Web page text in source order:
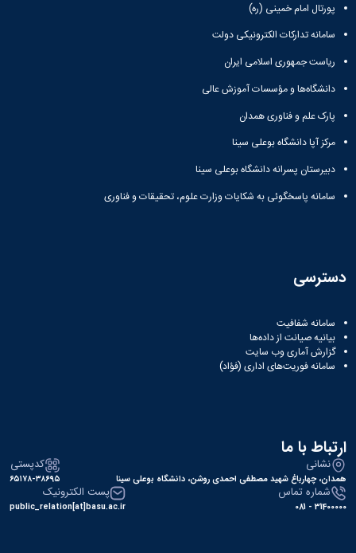
پورتال امام خمینی (ره)
سامانه تدارکات الکترونیکی دولت
ریاست جمهوری اسلامی ایران
دانشگاه‌ها و مؤسسات آموزش عالی
پارک علم و فناوری همدان
مرکز آپا دانشگاه بوعلی سینا
دبیرستان پسرانه دانشگاه بوعلی سینا
سامانه پاسخگوئی به شکایات وزارت علوم، تحقیقات و فناوری
دسترسی
سامانه شفافیت
بیانیه صیانت از داده‌ها
گزارش آماری وب‌ سایت
سامانه فوریت‌های اداری (فؤاد)
ارتباط با ما
نشانی
همدان، چهارباغ شهید مصطفی احمدی روشن، دانشگاه بوعلی سینا
کدپستی
۶۵۱۷۸-۳۸۶۹۵
شماره تماس
31400000 - 081
پست الکترونیک
public_relation[at]basu.ac.ir